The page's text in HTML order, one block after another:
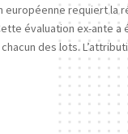
européenne requiert la
évaluation ex-ante a
des lots.